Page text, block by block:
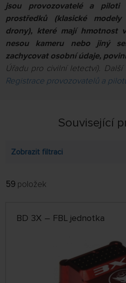
jsou provozovatelé a piloti
prostředků (klasické
drony), které mají hmotnost
nesou kameru nebo jiný
zachycovat osobní údaje,
Úřadu pro civilní letectví).
Registrace provozovatelů a
Související
Zobrazit filtraci
FILTROVAT:
59 položek
BD 3X – FBL jednotka